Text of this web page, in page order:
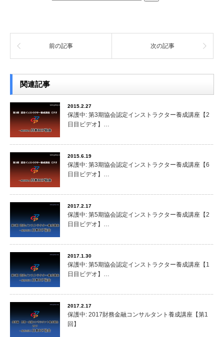
前の記事 次の記事
関連記事
2015.2.27
保護中: 第3期協会認定インストラクター養成講座【2
日目ビデオ】…
2015.6.19
保護中: 第3期協会認定インストラクター養成講座【6
日目ビデオ】…
2017.2.17
保護中: 第5期協会認定インストラクター養成講座【2
日目ビデオ】…
2017.1.30
保護中: 第5期協会認定インストラクター養成講座【1
日目ビデオ】…
2017.2.17
保護中: 2017財務金融コンサルタント養成講座【第1
回】